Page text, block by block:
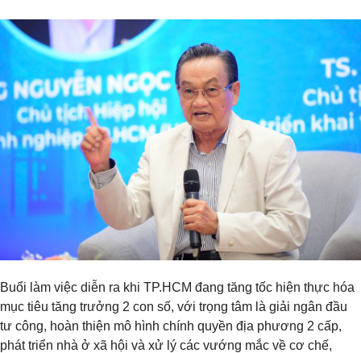
Buổi làm việc diễn ra khi TP.HCM đang tăng tốc hiện thực hóa
mục tiêu tăng trưởng 2 con số, với trọng tâm là giải ngân đầu
tư công, hoàn thiện mô hình chính quyền địa phương 2 cấp,
phát triển nhà ở xã hội và xử lý các vướng mắc về cơ chế,